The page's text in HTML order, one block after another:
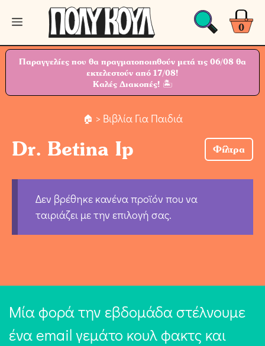
Μετάβαση
περιεχόμενο
0
Μενού
Παραγγελίες που θα πραγματοποιηθούν μετά τις 06/08 θα
εκτελεστούν από 17/08!
Καλές Διακοπές! 🏝
> Βιβλία Για Παιδιά
Dr. Betina Ip Φίλτρα
Δεν βρέθηκε κανένα προϊόν που να
ταιριάζει με την επιλογή σας.
Μία φορά την εβδομάδα στέλνουμε
ένα email γεμάτο κουλ φακτς και